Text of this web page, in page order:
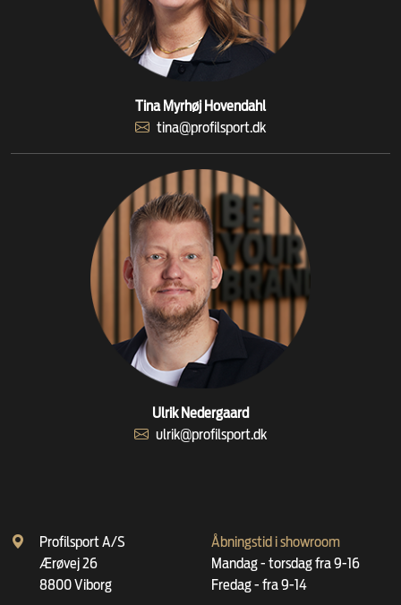
Tina Myrhøj Hovendahl
tina@profilsport.dk
Ulrik Nedergaard
ulrik@profilsport.dk
Profilsport A/S
Ærøvej 26
8800 Viborg
Åbningstid i showroom
Mandag - torsdag fra 9-16
Fredag - fra 9-14